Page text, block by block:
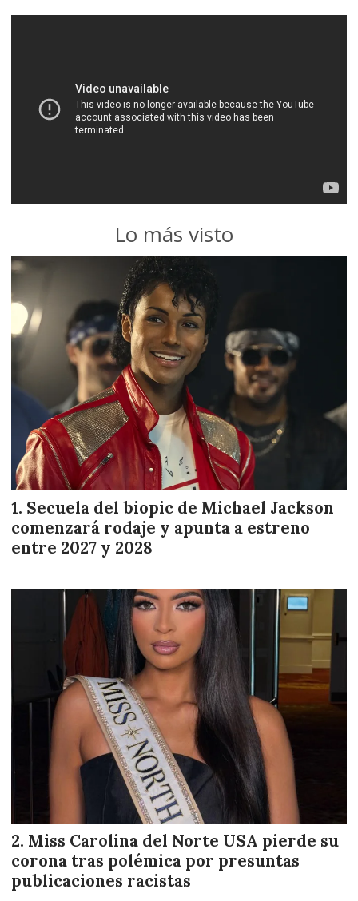
Lo más visto
Secuela del biopic de Michael Jackson
comenzará rodaje y apunta a estreno
entre 2027 y 2028
Miss Carolina del Norte USA pierde su
corona tras polémica por presuntas
publicaciones racistas